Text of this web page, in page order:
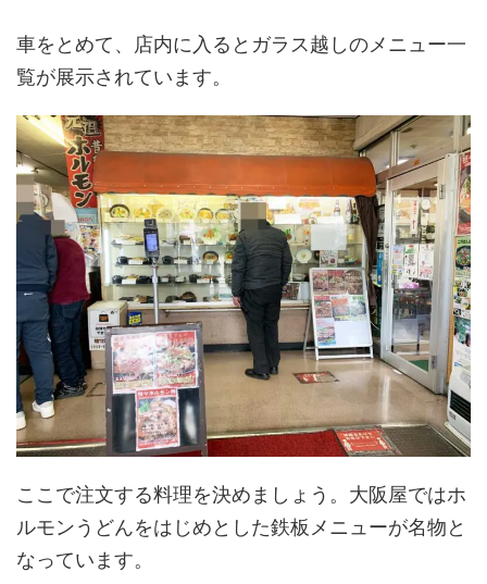
車をとめて、店内に入るとガラス越しのメニュー一
覧が展示されています。
ここで注文する料理を決めましょう。大阪屋ではホ
ルモンうどんをはじめとした鉄板メニューが名物と
なっています。